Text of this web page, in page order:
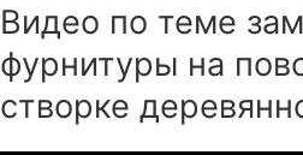
Видео по теме
фурнитуры на
створке